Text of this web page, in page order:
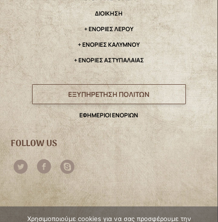
ΔΙΟΙΚΗΣΗ
+ ΕΝΟΡΙΕΣ ΛΕΡΟΥ
+ ΕΝΟΡΙΕΣ ΚΑΛΥΜΝΟΥ
+ ΕΝΟΡΙΕΣ ΑΣΤΥΠΑΛΑΙΑΣ
ΕΞΥΠΗΡΕΤΗΣΗ ΠΟΛΙΤΩΝ
ΕΦΗΜΕΡΙΟΙ ΕΝΟΡΙΩΝ
FOLLOW US
Χρησιμοποιούμε cookies για να σας προσφέρουμε την